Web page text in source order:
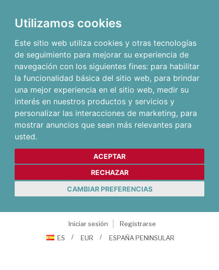
Utilizamos cookies
Este sitio web utiliza cookies y otras tecnologías
de seguimiento para mejorar su experiencia de
navegación con los siguientes fines: para habilitar
la funcionalidad básica del sitio web, para brindar
una mejor experiencia en el sitio web, medir su
interés en nuestros productos y servicios y
personalizar las interacciones de marketing, para
mostrar anuncios que sean más relevantes para
usted.
ACEPTAR
RECHAZAR
CAMBIAR PREFERENCIAS
Iniciar sesión
Registrarse
ES
EUR ESPAÑA PENINSULAR